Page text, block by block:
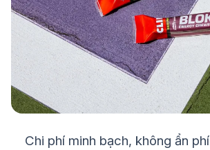
Chi phí minh bạch, không ẩn phí